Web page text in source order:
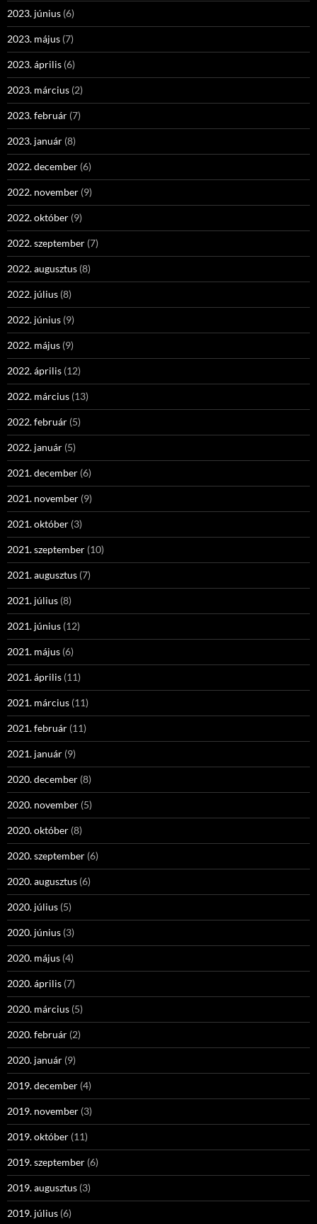
2023. június (6)
2023. május (7)
2023. április (6)
2023. március (2)
2023. február (7)
2023. január (8)
2022. december (6)
2022. november (9)
2022. október (9)
2022. szeptember (7)
2022. augusztus (8)
2022. július (8)
2022. június (9)
2022. május (9)
2022. április (12)
2022. március (13)
2022. február (5)
2022. január (5)
2021. december (6)
2021. november (9)
2021. október (3)
2021. szeptember (10)
2021. augusztus (7)
2021. július (8)
2021. június (12)
2021. május (6)
2021. április (11)
2021. március (11)
2021. február (11)
2021. január (9)
2020. december (8)
2020. november (5)
2020. október (8)
2020. szeptember (6)
2020. augusztus (6)
2020. július (5)
2020. június (3)
2020. május (4)
2020. április (7)
2020. március (5)
2020. február (2)
2020. január (9)
2019. december (4)
2019. november (3)
2019. október (11)
2019. szeptember (6)
2019. augusztus (3)
2019. július (6)